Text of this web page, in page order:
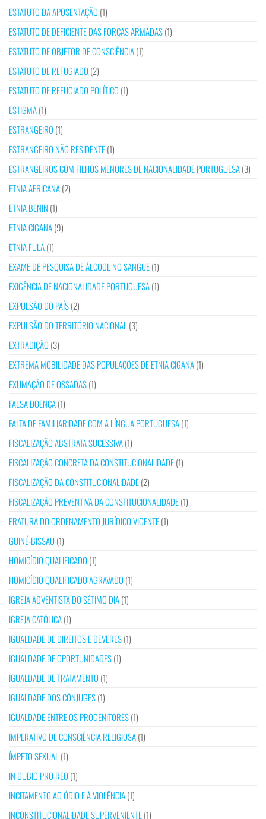
ESTATUTO DA APOSENTAÇÃO (1)
ESTATUTO DE DEFICIENTE DAS FORÇAS ARMADAS(1)
ESTATUTO DE OBJETOR DE CONSCIÊNCIA(1)
ESTATUTO DE REFUGIADO (2)
ESTATUTO DE REFUGIADO POLÍTICO (1)
ESTIGMA(1)
ESTRANGEIRO (1)
ESTRANGEIRO NÃO RESIDENTE(1)
ESTRANGEIROS COM FILHOS MENORES DE NACIONALIDADE PORTUGUESA(3)
ETNIA AFRICANA(2)
ETNIA BENIN (1)
ETNIA CIGANA(9)
ETNIA FULA(1)
EXAME DE PESQUISA DE ÁLCOOL NO SANGUE(1)
EXIGÊNCIA DE NACIONALIDADE PORTUGUESA(1)
EXPULSÃO DO PAÍS(2)
EXPULSÃO DO TERRITÓRIO NACIONAL (3)
EXTRADIÇÃO (3)
EXTREMA MOBILIDADE DAS POPULAÇÕES DE ETNIA CIGANA(1)
EXUMAÇÃO DE OSSADAS(1)
FALSA DOENÇA(1)
FALTA DE FAMILIARIDADE COM A LÍNGUA PORTUGUESA(1)
FISCALIZAÇÃO ABSTRATA SUCESSIVA(1)
FISCALIZAÇÃO CONCRETA DA CONSTITUCIONALIDADE(1)
FISCALIZAÇÃO DA CONSTITUCIONALIDADE(2)
FISCALIZAÇÃO PREVENTIVA DA CONSTITUCIONALIDADE(1)
FRATURA DO ORDENAMENTO JURÍDICO VIGENTE(1)
GUINÉ-BISSAU(1)
HOMICÍDIO QUALIFICADO (1)
HOMICÍDIO QUALIFICADO AGRAVADO (1)
IGREJA ADVENTISTA DO SÉTIMO DIA(1)
IGREJA CATÓLICA(1)
IGUALDADE DE DIREITOS E DEVERES(1)
IGUALDADE DE OPORTUNIDADES(1)
IGUALDADE DE TRATAMENTO (1)
IGUALDADE DOS CÔNJUGES(1)
IGUALDADE ENTRE OS PROGENITORES(1)
IMPERATIVO DE CONSCIÊNCIA RELIGIOSA(1)
ÍMPETO SEXUAL (1)
IN DUBIO PRO REO (1)
INCITAMENTO AO ÓDIO E À VIOLÊNCIA(1)
INCONSTITUCIONALIDADE SUPERVENIENTE(1)